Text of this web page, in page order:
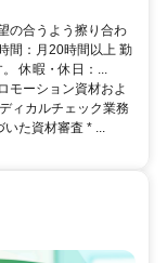
の合うよう擦り合わ
間：月20時間以上 勤
休暇・休日：...
モーション資材およ
ィカルチェック業務
た資材審査 * ...